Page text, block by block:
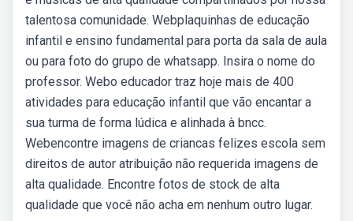
talentosa comunidade. Webplaquinhas de educação
infantil e ensino fundamental para porta da sala de aula
ou para foto do grupo de whatsapp. Insira o nome do
professor. Webo educador traz hoje mais de 400
atividades para educação infantil que vão encantar a
sua turma de forma lúdica e alinhada à bncc.
Webencontre imagens de criancas felizes escola sem
direitos de autor atribuição não requerida imagens de
alta qualidade. Encontre fotos de stock de alta
qualidade que você não acha em nenhum outro lugar.